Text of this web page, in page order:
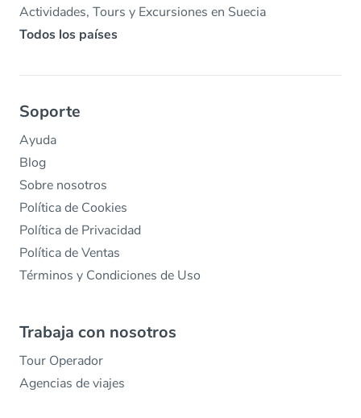
Actividades, Tours y Excursiones en Suecia
Todos los países
Soporte
Ayuda
Blog
Sobre nosotros
Política de Cookies
Política de Privacidad
Política de Ventas
Términos y Condiciones de Uso
Trabaja con nosotros
Tour Operador
Agencias de viajes